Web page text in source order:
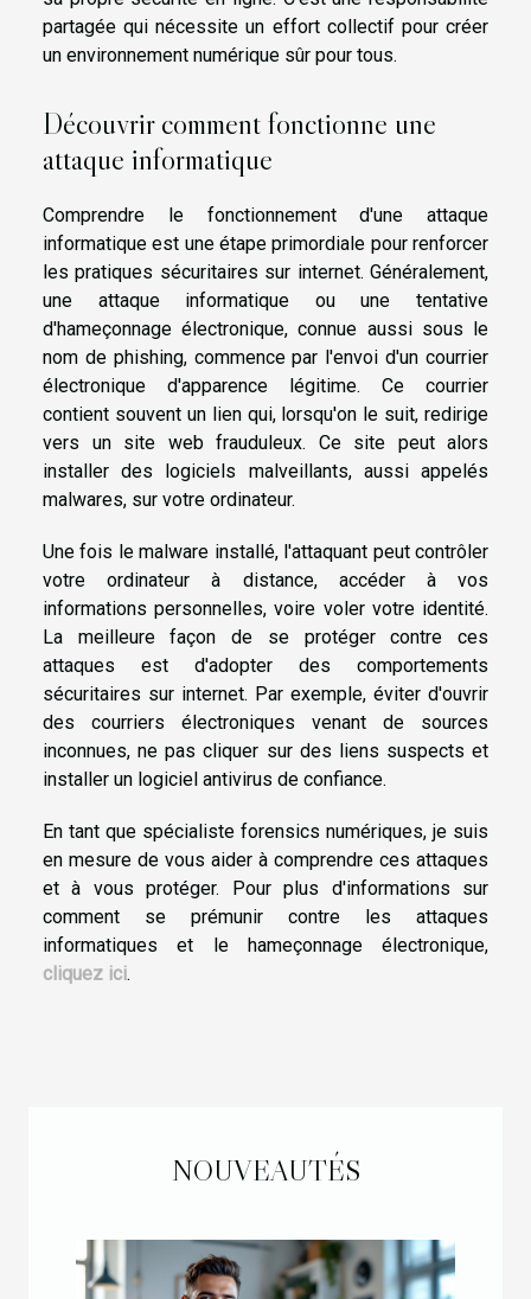
partagée qui nécessite un effort collectif pour créer
un environnement numérique sûr pour tous.
Découvrir comment fonctionne une
attaque informatique
Comprendre le fonctionnement d'une attaque
informatique est une étape primordiale pour renforcer
les pratiques sécuritaires sur internet. Généralement,
une attaque informatique ou une tentative
d'hameçonnage électronique, connue aussi sous le
nom de phishing, commence par l'envoi d'un courrier
électronique d'apparence légitime. Ce courrier
contient souvent un lien qui, lorsqu'on le suit, redirige
vers un site web frauduleux. Ce site peut alors
installer des logiciels malveillants, aussi appelés
malwares, sur votre ordinateur.
Une fois le malware installé, l'attaquant peut contrôler
votre ordinateur à distance, accéder à vos
informations personnelles, voire voler votre identité.
La meilleure façon de se protéger contre ces
attaques est d'adopter des comportements
sécuritaires sur internet. Par exemple, éviter d'ouvrir
des courriers électroniques venant de sources
inconnues, ne pas cliquer sur des liens suspects et
installer un logiciel antivirus de confiance.
En tant que spécialiste forensics numériques, je suis
en mesure de vous aider à comprendre ces attaques
et à vous protéger. Pour plus d'informations sur
comment se prémunir contre les attaques
informatiques et le hameçonnage électronique,
cliquez ici.
NOUVEAUTÉS